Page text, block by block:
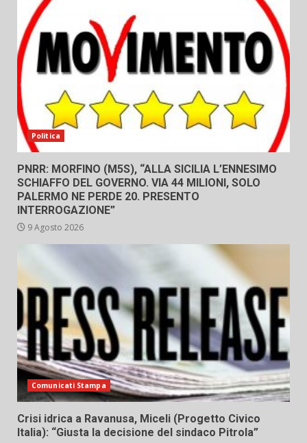
Politica
PNRR: MORFINO (M5S), “ALLA SICILIA L’ENNESIMO
SCHIAFFO DEL GOVERNO. VIA 44 MILIONI, SOLO
PALERMO NE PERDE 20. PRESENTO
INTERROGAZIONE”
9 Agosto 2026
Comunicati Stampa
Crisi idrica a Ravanusa, Miceli (Progetto Civico
Italia): “Giusta la decisione del sindaco Pitrola”